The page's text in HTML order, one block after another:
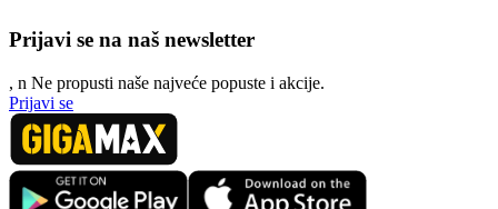
Prijavi se na naš newsletter
, n Ne propusti naše najveće popuste i akcije.
Prijavi se